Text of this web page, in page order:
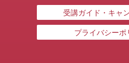
受講ガイド・キャ
プライバシーポ